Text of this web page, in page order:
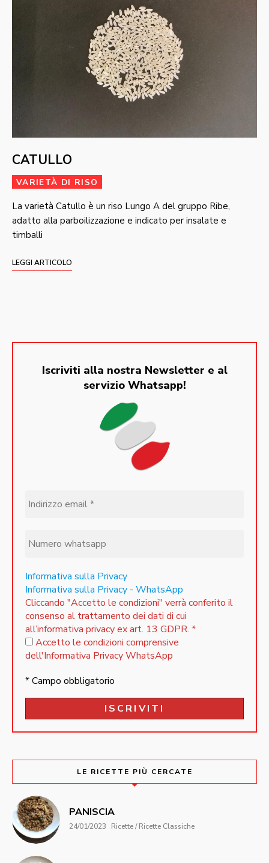
CATULLO
VARIETÀ DI RISO
La varietà Catullo è un riso Lungo A del gruppo Ribe,
adatto alla parboilizzazione e indicato per insalate e
timballi
LEGGI ARTICOLO
Iscriviti alla nostra Newsletter e al
servizio Whatsapp!
Informativa sulla Privacy
Informativa sulla Privacy - WhatsApp
Cliccando "Accetto le condizioni" verrà conferito il
consenso al trattamento dei dati di cui
all’informativa privacy ex art. 13 GDPR. *
Accetto le condizioni comprensive
dell'Informativa Privacy WhatsApp
* Campo obbligatorio
LE RICETTE PIÙ CERCATE
PANISCIA
24/01/2023 Ricette / Ricette Classiche